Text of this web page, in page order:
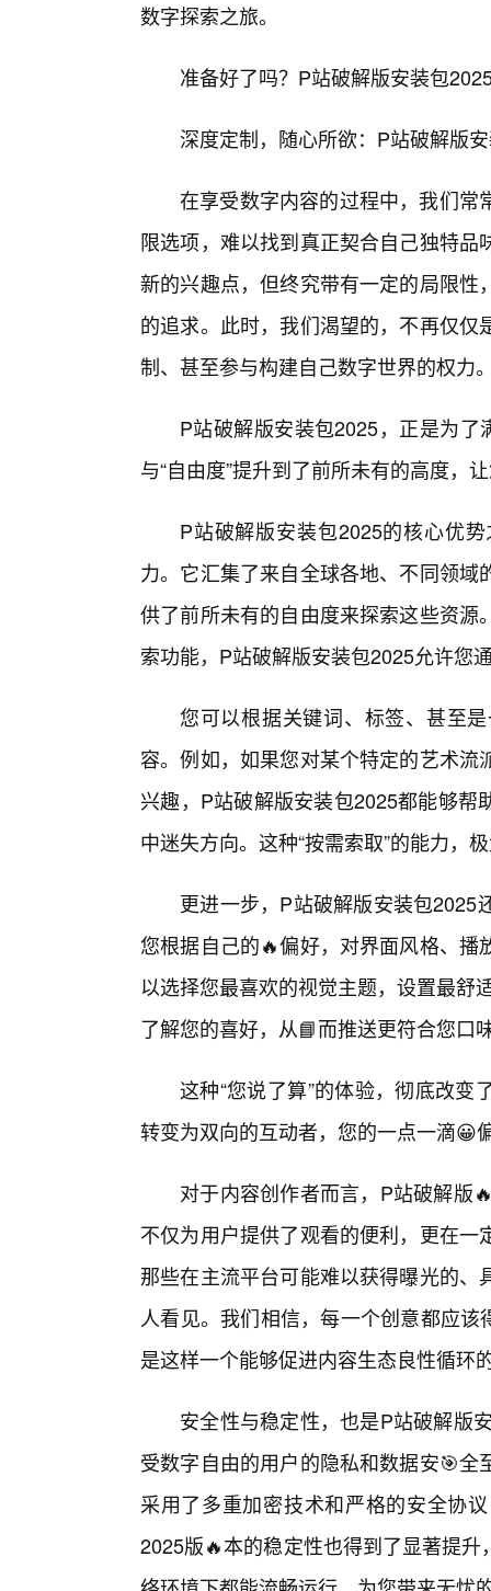
数字探索之旅。
准备好了吗？P站破解版安装包
深度定制，随心所欲：P站破解版
在享受数字内容的过程中，我们常
限选项，难以找到真正契合自己独特
新的兴趣点，但终究带有一定的局限
的追求。此时，我们渴望的，不再仅
制、甚至参与构建自己数字世界的权力
P站破解版安装包2025，正是为了
与“自由度”提升到了前所未有的高度，
P站破解版安装包2025的核心优
力。它汇集了来自全球各地、不同领
供了前所未有的自由度来探索这些资
索功能，P站破解版安装包2025允许您
您可以根据关键词、标签、甚至
容。例如，如果您对某个特定的艺术
兴趣，P站破解版安装包2025都能够
中迷失方向。这种“按需索取”的能力，
更进一步，P站破解版安装包2025
您根据自己的🔥偏好，对界面风格、
以选择您最喜欢的视觉主题，设置最舒
了解您的喜好，从📘而推送更符合您口
这种“您说了算”的体验，彻底改
转变为双向的互动者，您的一点一滴😀
对于内容创作者而言，P站破解版
不仅为用户提供了观看的便利，更在
那些在主流平台可能难以获得曝光的
人看见。我们相信，每一个创意都应
是这样一个能够促进内容生态良性循环
安全性与稳定性，也是P站破解版
受数字自由的用户的隐私和数据安🎯
采用了多重加密技术和严格的安全协
2025版🔥本的稳定性也得到了显著提